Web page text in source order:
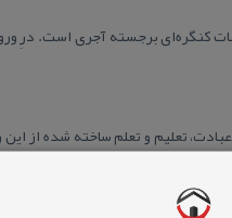
كنگره‌ای برجسته آجری است. درِ
تعلیم و تعلم ساخته شده از